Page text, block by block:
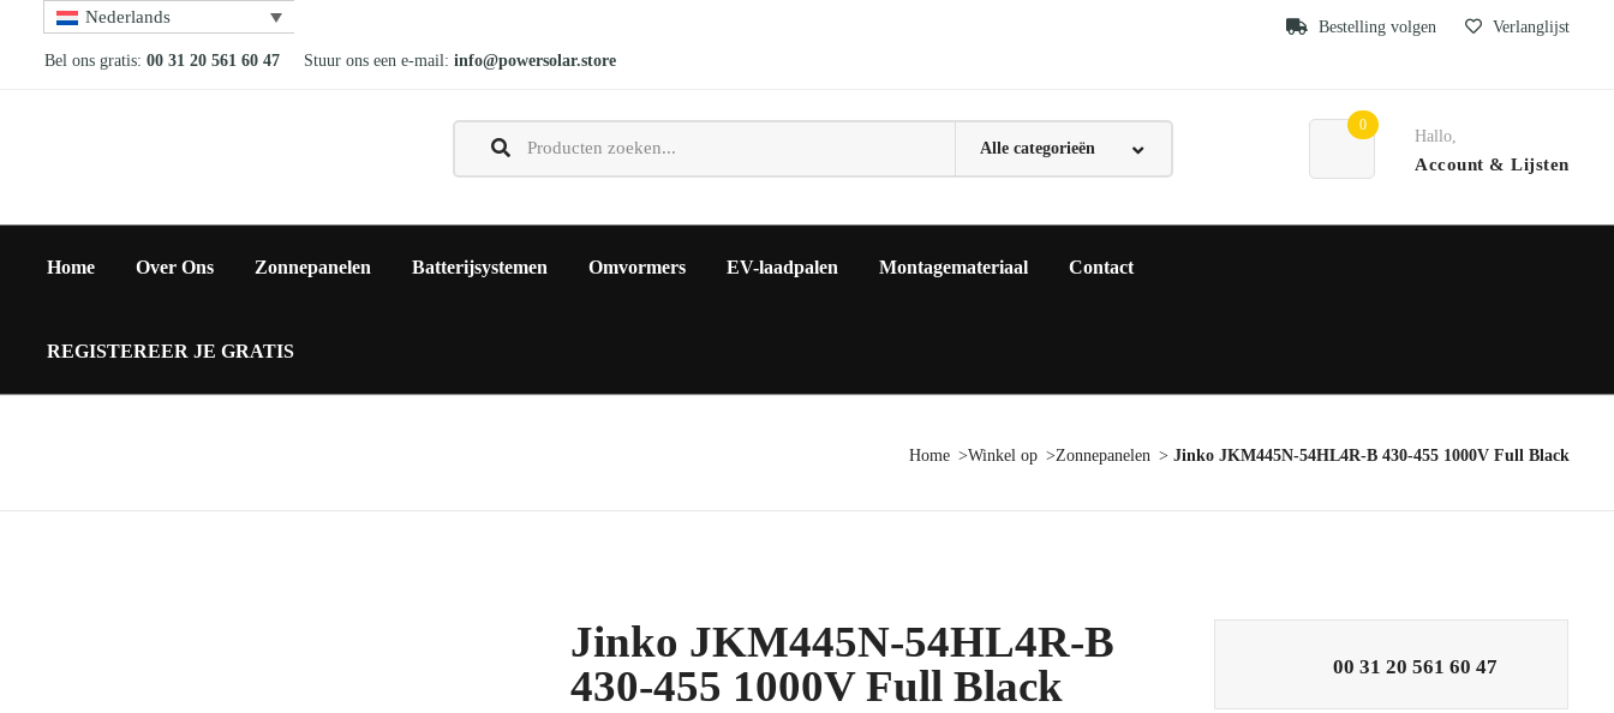
Nederlands
Bel ons gratis: 00 31 20 561 60 47 Stuur ons een e-mail: info@powersolar.store
Bestelling volgen Verlanglijst
0
Hallo,
Account & Lijsten
Home Over Ons Zonnepanelen Batterijsystemen Omvormers EV-laadpalen Montagemateriaal Contact
REGISTEREER JE GRATIS
Home Winkel op Zonnepanelen Jinko JKM445N-54HL4R-B 430-455 1000V Full Black
Jinko JKM445N-54HL4R-B
430-455 1000V Full Black
00 31 20 561 60 47